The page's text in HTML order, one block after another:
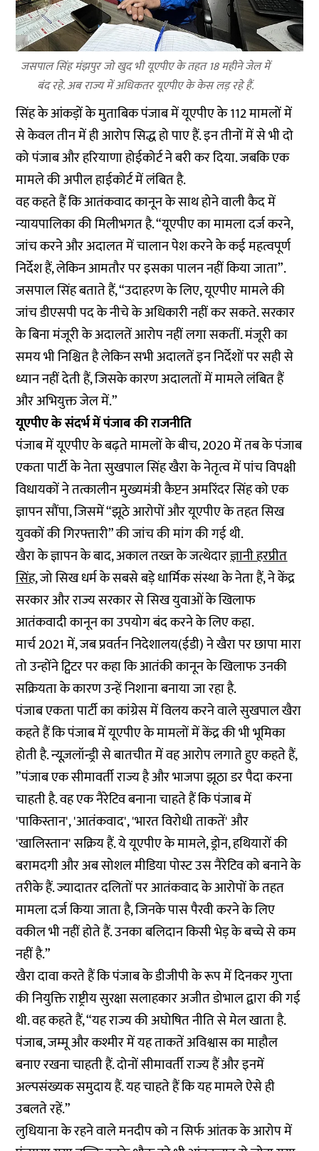
जसपाल सिंह मंझपुर जो खुद भी यूएपीए के तहत 18 महीने जेल में
बंद रहे. अब राज्य में अधिकतर यूएपीए के केस लड़ रहे हैं.
सिंह के आंकड़ों के मुताबिक पंजाब में यूएपीए के 112 मामलों में
से केवल तीन में ही आरोप सिद्ध हो पाए हैं. इन तीनों में से भी दो
को पंजाब और हरियाणा होईकोर्ट ने बरी कर दिया. जबकि एक
मामले की अपील हाईकोर्ट में लंबित है.
वह कहते हैं कि आतंकवाद कानून के साथ होने वाली कैद में
न्यायपालिका की मिलीभगत है. “यूएपीए का मामला दर्ज करने,
जांच करने और अदालत में चालान पेश करने के कई महत्वपूर्ण
निर्देश हैं, लेकिन आमतौर पर इसका पालन नहीं किया जाता”.
जसपाल सिंह बताते हैं, “उदाहरण के लिए, यूएपीए मामले की
जांच डीएसपी पद के नीचे के अधिकारी नहीं कर सकते. सरकार
के बिना मंजूरी के अदालतें आरोप नहीं लगा सकतीं. मंजूरी का
समय भी निश्चित है लेकिन सभी अदालतें इन निर्देशों पर सही से
ध्यान नहीं देती हैं, जिसके कारण अदालतों में मामले लंबित हैं
और अभियुक्त जेल में.”
यूएपीए के संदर्भ में पंजाब की राजनीति
पंजाब में यूएपीए के बढ़ते मामलों के बीच, 2020 में तब के पंजाब
एकता पार्टी के नेता सुखपाल सिंह खैरा के नेतृत्व में पांच विपक्षी
विधायकों ने तत्कालीन मुख्यमंत्री कैप्टन अमरिंदर सिंह को एक
ज्ञापन सौंपा, जिसमें “झूठे आरोपों और यूएपीए के तहत सिख
युवकों की गिरफ्तारी” की जांच की मांग की गई थी.
खैरा के ज्ञापन के बाद, अकाल तख्त के जत्थेदारज्ञानी हरप्रीत
सिंह, जो सिख धर्म के सबसे बड़े धार्मिक संस्था के नेता हैं, ने केंद्र
सरकार और राज्य सरकार से सिख युवाओं के खिलाफ
आतंकवादी कानून का उपयोग बंद करने के लिए कहा.
मार्च 2021 में, जब प्रवर्तन निदेशालय(ईडी) ने खैरा पर छापा मारा
तो उन्होंने ट्विटर पर कहा कि आतंकी कानून के खिलाफ उनकी
सक्रियता के कारण उन्हें निशाना बनाया जा रहा है.
पंजाब एकता पार्टी का कांग्रेस में विलय करने वाले सुखपाल खैरा
कहते हैं कि पंजाब में यूएपीए के मामलों में केंद्र की भी भूमिका
होती है. न्यूज़लॉन्ड्री से बातचीत में वह आरोप लगाते हुए कहते हैं,
”पंजाब एक सीमावर्ती राज्य है और भाजपा झूठा डर पैदा करना
चाहती है. वह एक नैरेटिव बनाना चाहते हैं कि पंजाब में
'पाकिस्तान', 'आतंकवाद', 'भारत विरोधी ताकतें' और
'खालिस्तान' सक्रिय हैं. ये यूएपीए के मामले, ड्रोन, हथियारों की
बरामदगी और अब सोशल मीडिया पोस्ट उस नैरेटिव को बनाने के
तरीके हैं. ज्यादातर दलितों पर आतंकवाद के आरोपों के तहत
मामला दर्ज किया जाता है, जिनके पास पैरवी करने के लिए
वकील भी नहीं होते हैं. उनका बलिदान किसी भेड़ के बच्चे से कम
नहीं है.”
खैरा दावा करते हैं कि पंजाब के डीजीपी के रूप में दिनकर गुप्ता
की नियुक्ति राष्ट्रीय सुरक्षा सलाहकार अजीत डोभाल द्वारा की गई
थी. वह कहते हैं, “यह राज्य की अघोषित नीति से मेल खाता है.
पंजाब, जम्मू और कश्मीर में यह ताकतें अविश्वास का माहौल
बनाए रखना चाहती हैं. दोनों सीमावर्ती राज्य हैं और इनमें
अल्पसंख्यक समुदाय हैं. यह चाहते हैं कि यह मामले ऐसे ही
उबलते रहें.”
लुधियाना के रहने वाले मनदीप को न सिर्फ आंतक के आरोप में